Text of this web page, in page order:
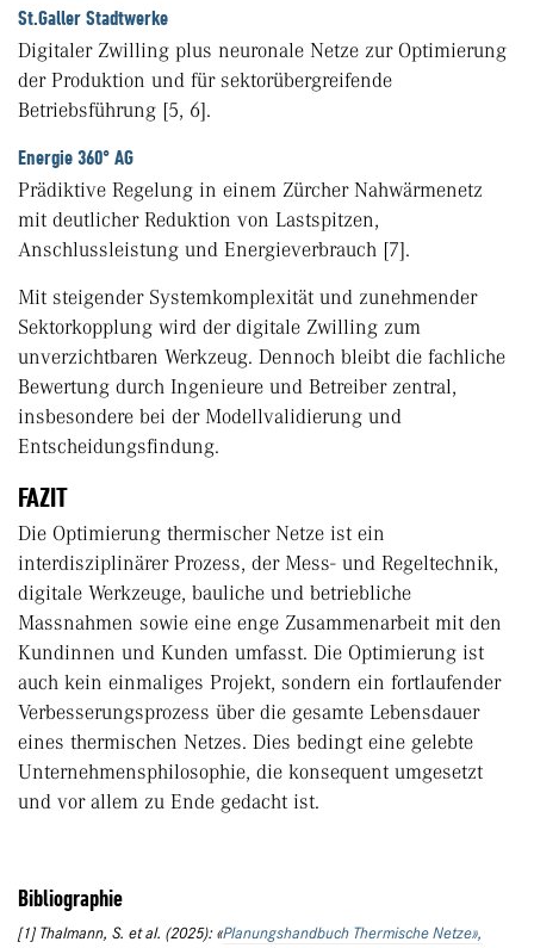
St.Galler Stadtwerke
Digitaler Zwilling plus neuronale Netze zur Optimierung
der Produktion und für sektorübergreifende
Betriebsführung [5, 6].
Energie 360° AG
Prädiktive Regelung in einem Zürcher Nahwärmenetz
mit deutlicher Reduktion von Lastspitzen,
Anschlussleistung und Energieverbrauch [7].
Mit steigender Systemkomplexität und zunehmender
Sektorkopplung wird der digitale Zwilling zum
unverzichtbaren Werkzeug. Dennoch bleibt die fachliche
Bewertung durch Ingenieure und Betreiber zentral,
insbesondere bei der Modellvalidierung und
Entscheidungsfindung.
FAZIT
Die Optimierung thermischer Netze ist ein
interdisziplinärer Prozess, der Mess- und Regeltechnik,
digitale Werkzeuge, bauliche und betriebliche
Massnahmen sowie eine enge Zusammenarbeit mit den
Kundinnen und Kunden umfasst. Die Optimierung ist
auch kein einmaliges Projekt, sondern ein fortlaufender
Verbesserungsprozess über die gesamte Lebensdauer
eines thermischen Netzes. Dies bedingt eine gelebte
Unternehmensphilosophie, die konsequent umgesetzt
und vor allem zu Ende gedacht ist.
Bibliographie
[1] Thalmann, S. et al. (2025): «Planungshandbuch Thermische Netze»,